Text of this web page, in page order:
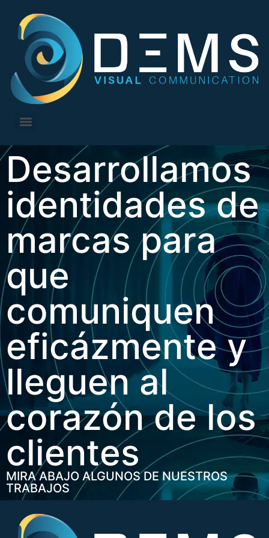
Desarrollamos
identidades de
marcas para
que
comuniquen
eficázmente y
lleguen al
corazón de los
clientes
MIRA ABAJO ALGUNOS DE NUESTROS
TRABAJOS